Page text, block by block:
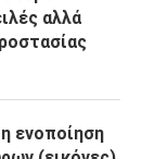
αλλά
ενοποίηση